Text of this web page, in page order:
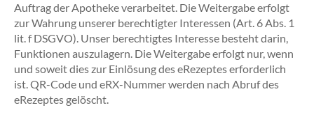
Auftrag der Apotheke verarbeitet. Die Weitergabe erfolgt
zur Wahrung unserer berechtigter Interessen (Art. 6 Abs. 1
lit. f DSGVO). Unser berechtigtes Interesse besteht darin,
Funktionen auszulagern. Die Weitergabe erfolgt nur, wenn
und soweit dies zur Einlösung des eRezeptes erforderlich
ist. QR-Code und eRX-Nummer werden nach Abruf des
eRezeptes gelöscht.